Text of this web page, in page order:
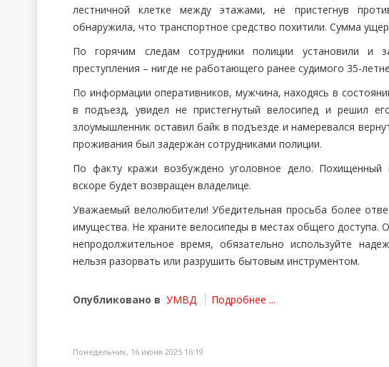
лестничной клетке между этажами, не пристегнув
обнаружила, что транспортное средство похитили. Сумма
По горячим следам сотрудники полиции установили и
преступления – нигде не работающего ранее судимого 35-
По информации оперативников, мужчина, находясь в
в подъезд, увидел не пристегнутый велосипед и решил
злоумышленник оставил байк в подъезде и намеревался
проживания был задержан сотрудниками полиции.
По факту кражи возбуждено уголовное дело. Похищенный
вскоре будет возвращен владелице.
Уважаемый велолюбители! Убедительная просьба более
имущества. Не храните велосипеды в местах общего доступа.
непродолжительное время, обязательно используйте
нельзя разорвать или разрушить бытовым инструментом.
Опубликовано в УМВД Подробнее ...
Понедельник, 16 июня 2025 16:19